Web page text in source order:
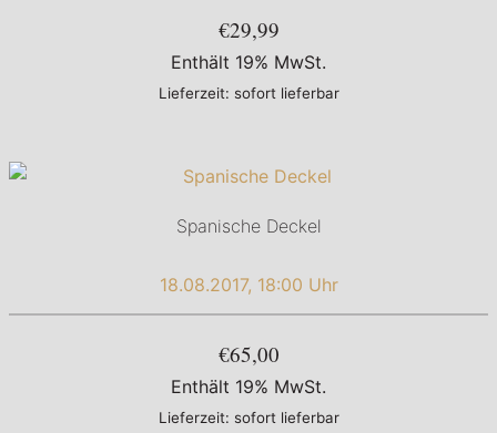
€29,99
Enthält 19% MwSt.
Lieferzeit: sofort lieferbar
Spanische Deckel
18.08.2017, 18:00 Uhr
€65,00
Enthält 19% MwSt.
Lieferzeit: sofort lieferbar